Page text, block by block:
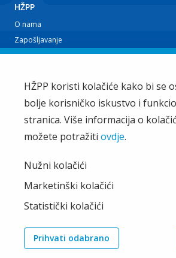
HŽPP
O nama
Zapošljavanje
Planovi i izvještaji
Iz tvrtke
EU projekti
Train'n'Green
Vijesti
Ostalo
Oglašavanje
Pristup informacijama
Pravila privatnosti
HŽPP koristi kolačiće kako bi se
bolje korisničko iskustvo i
stranica. Više informacija o
možete potražiti ovdje.
Nužni kolačići
Marketinški kolačići
Statistički kolačići
Prihvati odabrano